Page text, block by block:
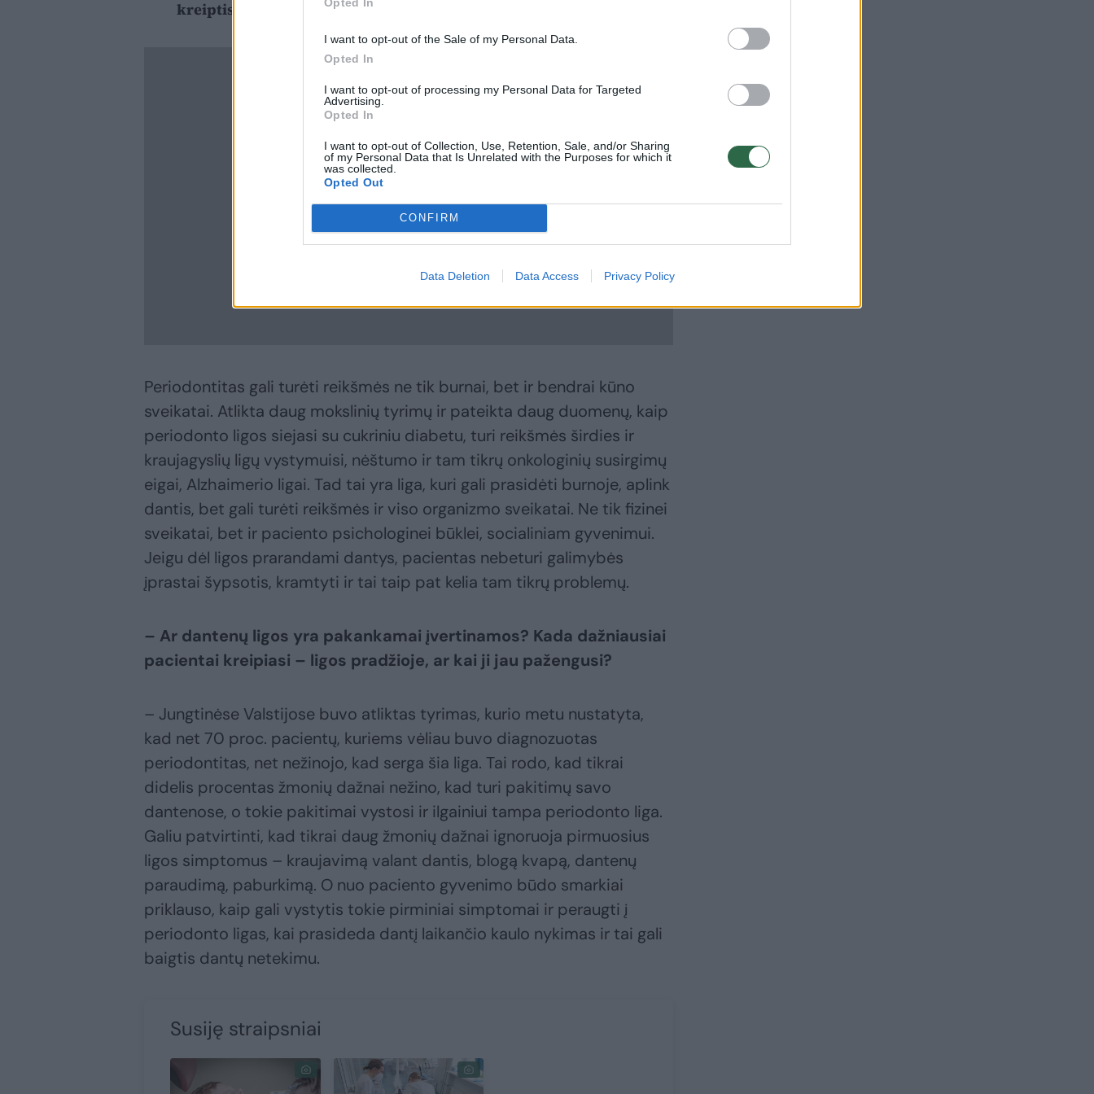
I want to opt-out of the Sale of my Personal Data.
Opted In
I want to opt-out of processing my Personal Data for Targeted
Advertising.
Opted In
I want to opt-out of Collection, Use, Retention, Sale, and/or Sharing
of my Personal Data that Is Unrelated with the Purposes for which it
was collected.
Opted Out
CONFIRM
Data Deletion Data Access Privacy Policy
kreiptis pas odontologą?
Periodontitas gali turėti reikšmės ne tik burnai, bet ir bendrai kūno
sveikatai. Atlikta daug mokslinių tyrimų ir pateikta daug duomenų, kaip
periodonto ligos siejasi su cukriniu diabetu, turi reikšmės širdies ir
kraujagyslių ligų vystymuisi, nėštumo ir tam tikrų onkologinių susirgimų
eigai, Alzhaimerio ligai. Tad tai yra liga, kuri gali prasidėti burnoje, aplink
dantis, bet gali turėti reikšmės ir viso organizmo sveikatai. Ne tik fizinei
sveikatai, bet ir paciento psichologinei būklei, socialiniam gyvenimui.
Jeigu dėl ligos prarandami dantys, pacientas nebeturi galimybės
įprastai šypsotis, kramtyti ir tai taip pat kelia tam tikrų problemų.
– Ar dantenų ligos yra pakankamai įvertinamos? Kada dažniausiai
pacientai kreipiasi – ligos pradžioje, ar kai ji jau pažengusi?
– Jungtinėse Valstijose buvo atliktas tyrimas, kurio metu nustatyta,
kad net 70 proc. pacientų, kuriems vėliau buvo diagnozuotas
periodontitas, net nežinojo, kad serga šia liga. Tai rodo, kad tikrai
didelis procentas žmonių dažnai nežino, kad turi pakitimų savo
dantenose, o tokie pakitimai vystosi ir ilgainiui tampa periodonto liga.
Galiu patvirtinti, kad tikrai daug žmonių dažnai ignoruoja pirmuosius
ligos simptomus – kraujavimą valant dantis, blogą kvapą, dantenų
paraudimą, paburkimą. O nuo paciento gyvenimo būdo smarkiai
priklauso, kaip gali vystytis tokie pirminiai simptomai ir peraugti į
periodonto ligas, kai prasideda dantį laikančio kaulo nykimas ir tai gali
baigtis dantų netekimu.
Susiję straipsniai